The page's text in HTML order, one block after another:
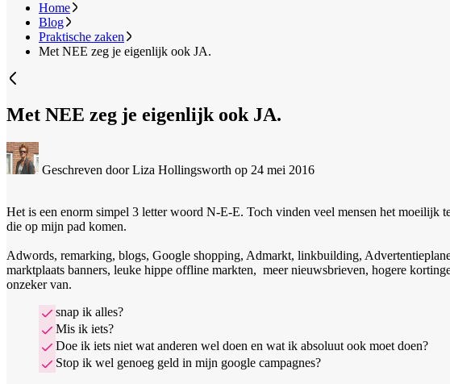
Home
Blog
Praktische zaken
Met NEE zeg je eigenlijk ook JA.
Met NEE zeg je eigenlijk ook JA.
Geschreven door Liza Hollingsworth op 24 mei 2016
Het is een enorm simpel 3 letter woord N-E-E. Toch vinden veel mensen het
die op mijn pad komen.
Adwords, remarking, blogs, Google shopping, Admarkt, linkbuilding,
marktplaats banners, leuke hippe offline markten, meer nieuwsbrieven, hogere
onzeker van.
snap ik alles?
Mis ik iets?
Doe ik iets niet wat anderen wel doen en wat ik absoluut ook moet doen?
Stop ik wel genoeg geld in mijn google campagnes?